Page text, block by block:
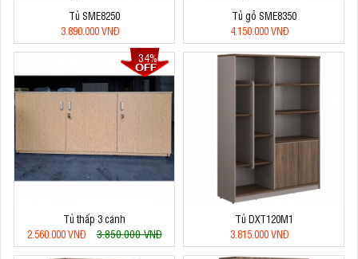
Tủ SME8250
3.890.000 VNĐ
Tủ gỗ SME8350
4.150.000 VNĐ
34%
Tủ thấp 3 cánh
2.560.000 VNĐ
3.850.000 VNĐ
Tủ DXT120M1
3.815.000 VNĐ